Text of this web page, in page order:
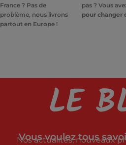
France ? Pas de
problème, nous livrons
partout en Europe !
pas ? Vous
pour changer
LE
Vous voulez tous
Nos actualités, nouveaux